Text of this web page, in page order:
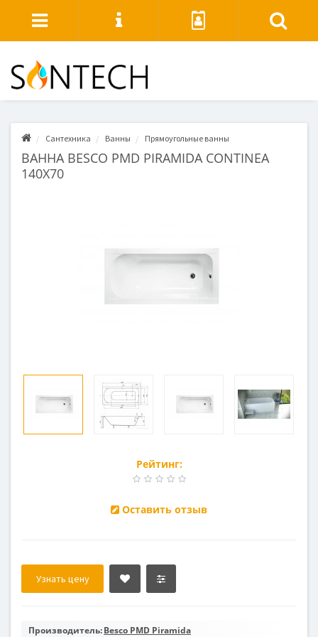
Сантехника Ванны Прямоугольные ванны
ВАННА BESCO PMD PIRAMIDA CONTINEA
140X70
Рейтинг:
Оставить отзыв
Узнать цену
Производитель:Besco PMD Piramida